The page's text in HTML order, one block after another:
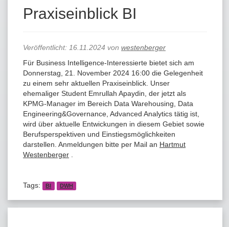
Praxiseinblick BI
Veröffentlicht: 16.11.2024 von westenberger
Für Business Intelligence-Interessierte bietet sich am
Donnerstag, 21. November 2024 16:00 die Gelegenheit
zu einem sehr aktuellen Praxiseinblick. Unser
ehemaliger Student Emrullah Apaydin, der jetzt als
KPMG-Manager im Bereich Data Warehousing, Data
Engineering&Governance, Advanced Analytics tätig ist,
wird über aktuelle Entwickungen in diesem Gebiet sowie
Berufsperspektiven und Einstiegsmöglichkeiten
darstellen. Anmeldungen bitte per Mail an Hartmut
Westenberger
Tags: BI DWH